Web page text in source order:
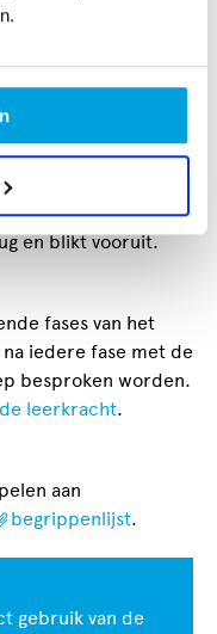
Dit zijn doelen op
Aan het eind van
met
gebied van
en blikt vooruit.
fases van het
iedere fase met de
besproken worden.
leerkracht.
aan
begrippenlijst.
gebruik van de